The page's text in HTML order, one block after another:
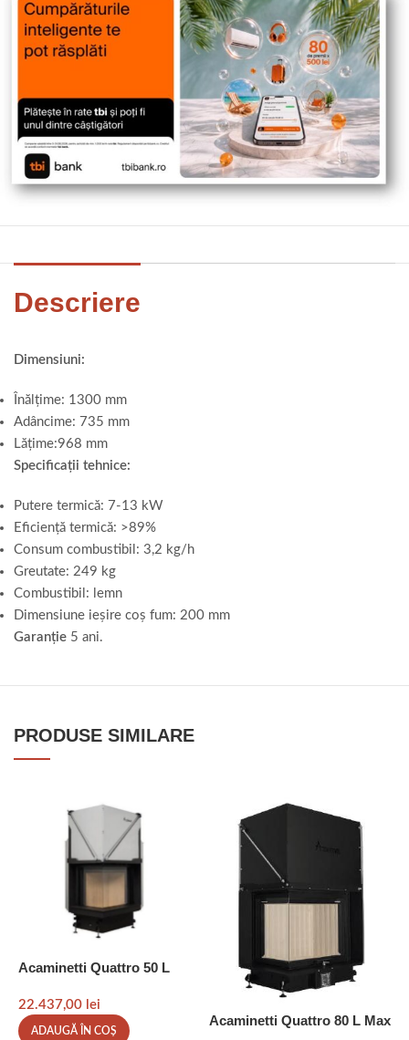
Descriere
Dimensiuni:
Înălțime: 1300 mm
Adâncime: 735 mm
Lățime:968 mm
Specificații tehnice:
Putere termică: 7-13 kW
Eficiență termică: >89%
Consum combustibil: 3,2 kg/h
Greutate: 249 kg
Combustibil: lemn
Dimensiune ieșire coș fum: 200 mm
Garanție 5 ani.
PRODUSE SIMILARE
Acaminetti Quattro 50 L
22.437,00 lei
ADAUGĂ ÎN COȘ
Acaminetti Quattro 80 L Max